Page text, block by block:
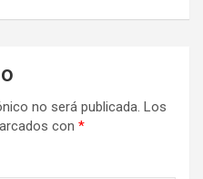
no será publicada. Los
con *